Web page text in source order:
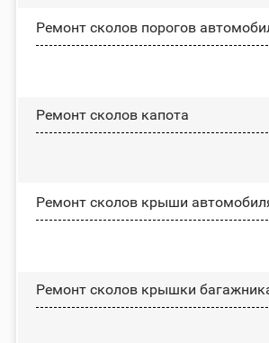
Ремонт сколов порогов
Ремонт сколов капота
Ремонт сколов крыши
Ремонт сколов крышки